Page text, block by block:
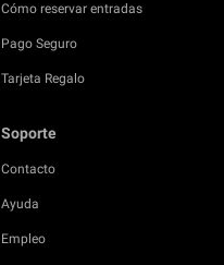
Cómo reservar entradas
Pago Seguro
Tarjeta Regalo
Soporte
Contacto
Ayuda
Empleo